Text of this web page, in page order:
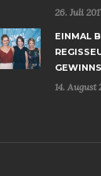
26. Juli
EINMAL
14. August